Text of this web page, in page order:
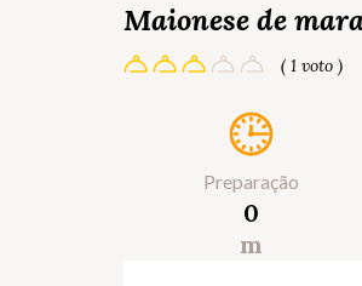
Maionese de
( 1 voto )
Preparação
0
m